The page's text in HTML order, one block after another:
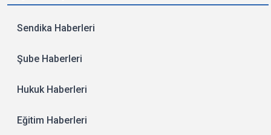
Sendika Haberleri
Şube Haberleri
Hukuk Haberleri
Eğitim Haberleri